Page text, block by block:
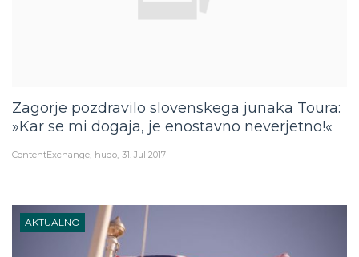
Zagorje pozdravilo slovenskega junaka Toura:
»Kar se mi dogaja, je enostavno neverjetno!«
ContentExchange hudo 31. Jul 2017
AKTUALNO